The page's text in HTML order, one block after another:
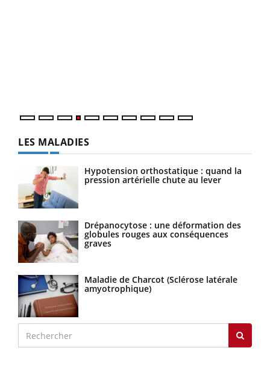
LES MALADIES
Hypotension orthostatique : quand la
pression artérielle chute au lever
Drépanocytose : une déformation des
globules rouges aux conséquences
graves
Maladie de Charcot (Sclérose latérale
amyotrophique)